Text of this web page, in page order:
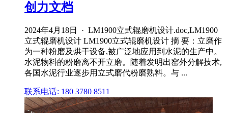
创力文档
2024年4月18日 · LM1900立式辊磨机设计.doc,LM1900
立式辊磨机设计 LM1900立式辊磨机设计 摘 要：立磨作
为一种粉磨及烘干设备,被广泛地应用到水泥的生产中。
水泥物料的粉磨离不开立磨。随着发明出窑外分解技术,
各国水泥行业逐步用立式磨代粉磨熟料。与 ...
联系电话: 180 3780 8511